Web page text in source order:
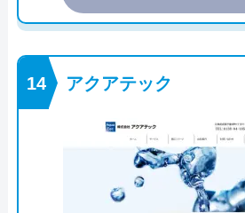
アクアテック